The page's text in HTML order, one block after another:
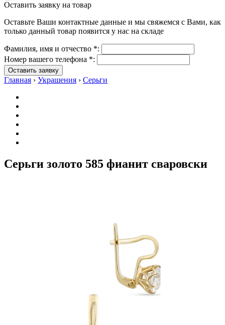
Оставить заявку на товар
Оставьте Ваши контактные данные и мы свяжемся с Вами, как
только данный товар появится у нас на складе
Фамилия, имя и отчество *:
Номер вашего телефона *:
Оставить заявку
Главная › Украшения › Серьги
Серьги золото 585 фианит сваровски